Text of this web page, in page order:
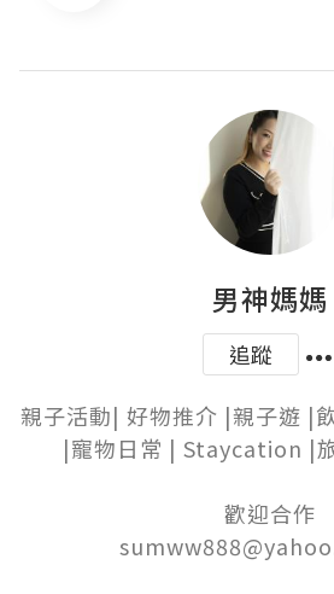
男神媽媽
追蹤
親子活動| 好物推介 |親子遊 |
|寵物日常 | Staycation |
歡迎合作